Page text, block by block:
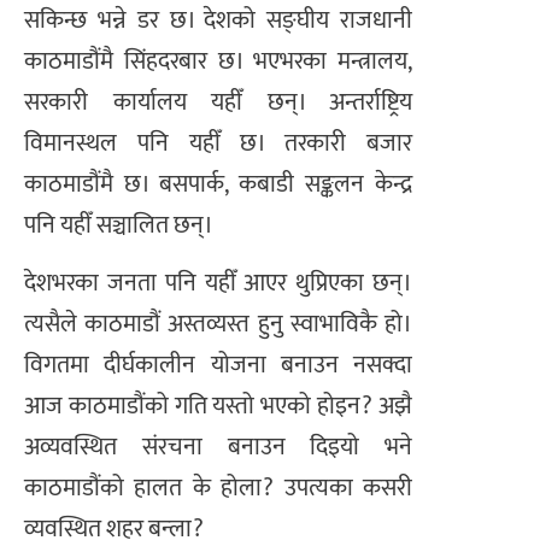
सकिन्छ भन्ने डर छ। देशको सङ्घीय राजधानी
काठमाडौंमै सिंहदरबार छ। भएभरका मन्त्रालय,
सरकारी कार्यालय यहीँ छन्। अन्तर्राष्ट्रिय
विमानस्थल पनि यहीँ छ। तरकारी बजार
काठमाडौंमै छ। बसपार्क, कबाडी सङ्कलन केन्द्र
पनि यहीँ सञ्चालित छन्।
देशभरका जनता पनि यहीँ आएर थुप्रिएका छन्।
त्यसैले काठमाडौं अस्तव्यस्त हुनु स्वाभाविकै हो।
विगतमा दीर्घकालीन योजना बनाउन नसक्दा
आज काठमाडौंको गति यस्तो भएको होइन? अझै
अव्यवस्थित संरचना बनाउन दिइयो भने
काठमाडौंको हालत के होला? उपत्यका कसरी
व्यवस्थित शहर बन्ला?